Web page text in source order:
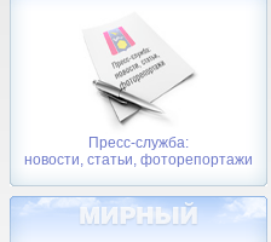
Пресс-служба:
новости, статьи, фоторепортажи